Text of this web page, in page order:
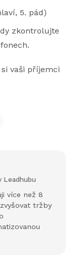
5. pád)
zkontrolujte
vaši příjemci
Leadhubu
více než 8
tržby